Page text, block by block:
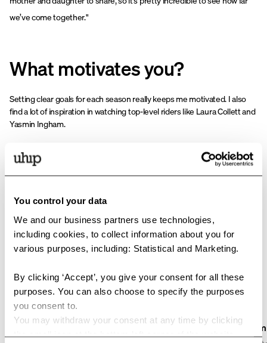
You control your data
We and our business partners use technologies,
including cookies, to collect information about you for
various purposes, including: Statistical and Marketing.
By clicking ‘Accept’, you give your consent for all these
purposes. You can also choose to specify the purposes
you consent to.
You may withdraw your consent at any time by clicking
the small icon at the bottom left corner of the website.
we’ve come together."
What motivates you?
Setting clear goals for each season really keeps me motivated. I also
find a lot of inspiration in watching top-level riders like Laura Collett and
Yasmin Ingham.
SPORT
Eventing
Eventing is physically demanding for the horses, so it’s important to
overdoing it right before a competition. For example, I avoid scheduling
a conditioning session too close to an event.
Maya's Uhip Must-Haves
Perfect Fit Riding Tights Sale
Technical